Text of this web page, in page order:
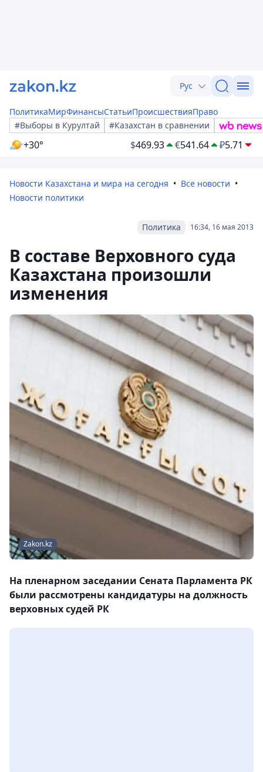
Рус
ПолитикаМирФинансыСтатьиПроисшествияПраво
#Выборы в Курултай
#Казахстан в сравнении
+30° $469.93 €541.64 ₽5.71
Новости Казахстана и мира на сегодня
Все новости
Новости политики
16:34, 16 мая 2013
Политика
В составе Верховного суда
Казахстана произошли
изменения
Zakon.kz
На пленарном заседании Сената Парламента РК
были рассмотрены кандидатуры на должность
верховных судей РК